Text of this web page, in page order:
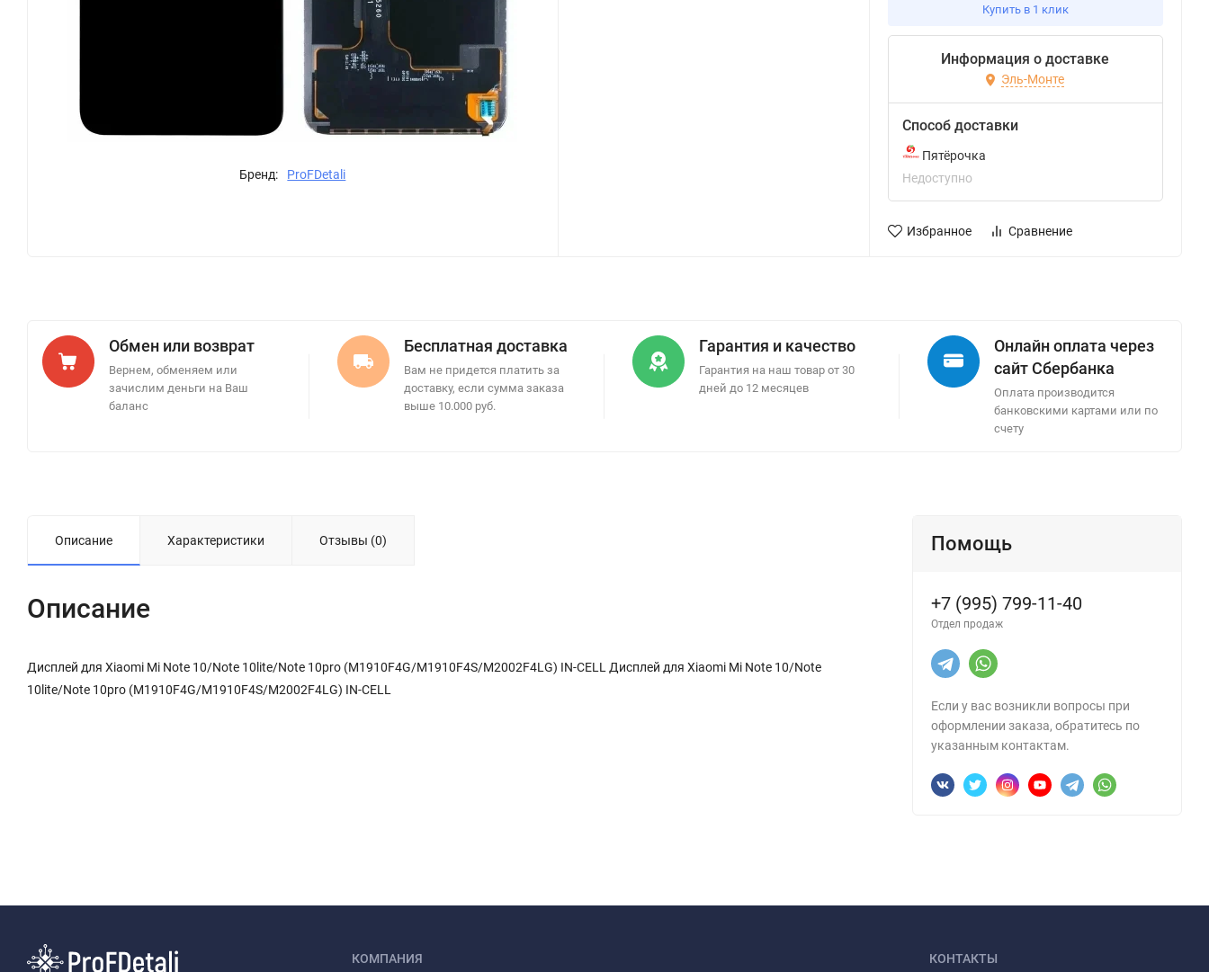
Бренд: ProFDetali
Купить в 1 клик
Информация о доставке
Эль-Монте
Способ доставки
Пятёрочка
Недоступно
Избранное Сравнение
Обмен или возврат
Вернем, обменяем или
зачислим деньги на Ваш
баланс
Бесплатная доставка
Вам не придется платить за
доставку, если сумма заказа
выше 10.000 руб.
Гарантия и качество
Гарантия на наш товар от 30
дней до 12 месяцев
Онлайн оплата через
сайт Сбербанка
Оплата производится
банковскими картами или по
счету
Описание Характеристики Отзывы (0)
Описание
Дисплей для Xiaomi Mi Note 10/Note 10lite/Note 10pro (M1910F4G/M1910F4S/M2002F4LG) IN-CELL Дисплей для Xiaomi Mi Note 10/Note
10lite/Note 10pro (M1910F4G/M1910F4S/M2002F4LG) IN-CELL
Помощь
+7 (995) 799-11-40
Отдел продаж
Если у вас возникли вопросы при
оформлении заказа, обратитесь по
указанным контактам.
КОМПАНИЯ КОНТАКТЫ